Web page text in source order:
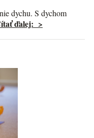
dychu. S dychom
ďalej: >